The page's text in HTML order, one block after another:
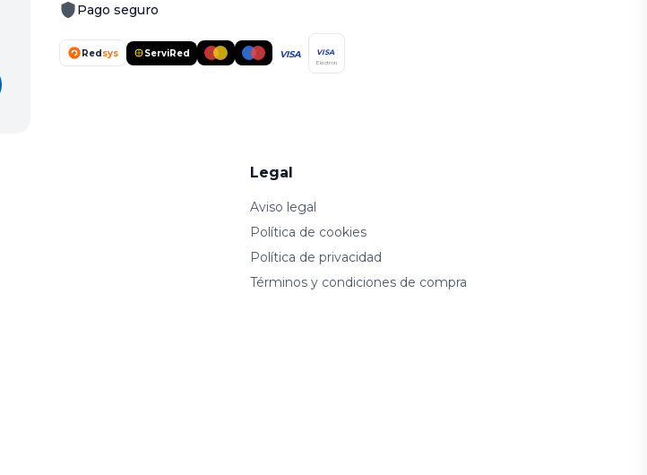
Pago seguro
Redsys ServiRed VISA VISA
Electron
Legal
Aviso legal
Política de cookies
Política de privacidad
Términos y condiciones de compra